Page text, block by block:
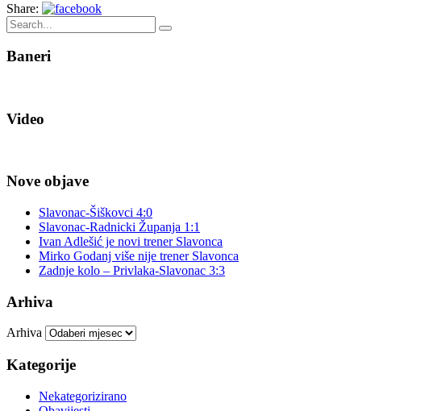
Share:
Baneri
Video
Nove objave
Slavonac-Šiškovci 4:0
Slavonac-Radnicki Županja 1:1
Ivan Adlešić je novi trener Slavonca
Mirko Godanj više nije trener Slavonca
Zadnje kolo – Privlaka-Slavonac 3:3
Arhiva
Arhiva
Kategorije
Nekategorizirano